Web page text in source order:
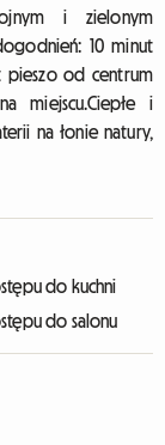
i zielonym
10 minut
pieszo od centrum
miejscu.Ciepłe i
na łonie natury,
do kuchni
do salonu